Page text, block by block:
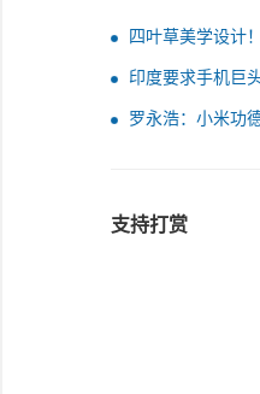
四叶草美学设计
印度要求手机巨
罗永浩：小米功
支持打赏